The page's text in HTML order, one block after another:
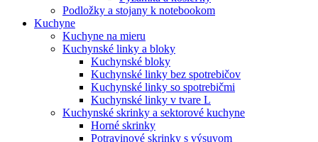
Podložky a stojany k notebookom
Kuchyne
Kuchyne na mieru
Kuchynské linky a bloky
Kuchynské bloky
Kuchynské linky bez spotrebičov
Kuchynské linky so spotrebičmi
Kuchynské linky v tvare L
Kuchynské skrinky a sektorové kuchyne
Horné skrinky
Potravinové skrinky s výsuvom